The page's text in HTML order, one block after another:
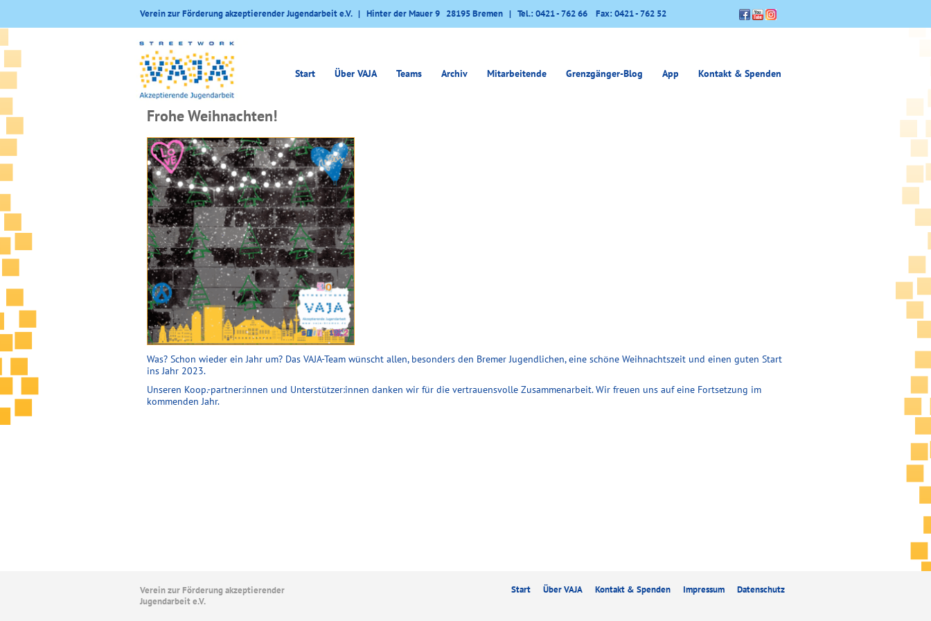
Verein zur Förderung akzeptierender Jugendarbeit e.V. | Hinter der Mauer 9 28195 Bremen | Tel.: 0421 - 762 66 Fax: 0421 - 762 52
Start Über VAJA Teams Archiv Mitarbeitende Grenzgänger-Blog App Kontakt & Spenden
Frohe Weihnachten!
Was? Schon wieder ein Jahr um? Das VAJA-Team wünscht allen, besonders den Bremer Jugendlichen, eine schöne Weihnachtszeit und einen guten Start
ins Jahr 2023.
Unseren Koop.-partner:innen und Unterstützer:innen danken wir für die vertrauensvolle Zusammenarbeit. Wir freuen uns auf eine Fortsetzung im
kommenden Jahr.
Verein zur Förderung akzeptierender
Jugendarbeit e.V.
Start Über VAJA Kontakt & Spenden Impressum Datenschutz